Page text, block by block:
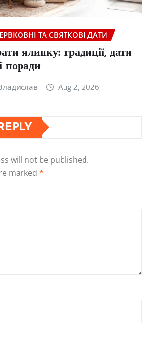
ТА СВЯТКОВІ ДАТИ
ялинку: традиції, дати
поради
Aug 2, 2026
will not be published.
marked *